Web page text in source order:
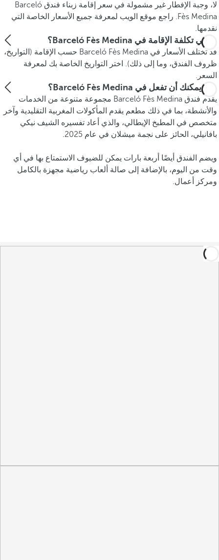
لا، وجبة الإفطار غير مشمولة في سعر إقامة زبناء فندق Barceló
Fès Medina. راجع موقع الويب لمعرفة جميع الأسعار الخاصة التي
نقدمها.
ما هي تكلفة الإقامة في Barceló Fès Medina؟
قد تختلف الأسعار في Barceló Fès Medina حسب الإقامة (التواريخ،
ظروف الفندق، وما إلى ذلك). اختر التواريخ الخاصة بك لمعرفة
السعر.
ماذا يمكنك أن تفعل في Barceló Fès Medina؟
يقدم فندق Barceló Fès Medina مجموعة متنوعة من الخدمات
والأنشطة، بما في ذلك مطعم يقدم المأكولات المغربية التقليدية وآخر
متخصص في المطبخ الإيطالي، والذي أعاد تفسيره الشيف نيكي
بافانيلي، الحائز على نجمة ميشلان في عام 2025.
ويضم الفندق أيضًا أربعة بارات يمكن للضيوف الاستمتاع بها في أي
وقت من اليوم، بالإضافة إلى صالة ألعاب رياضية مجهزة بالكامل
ومركز أعمال.